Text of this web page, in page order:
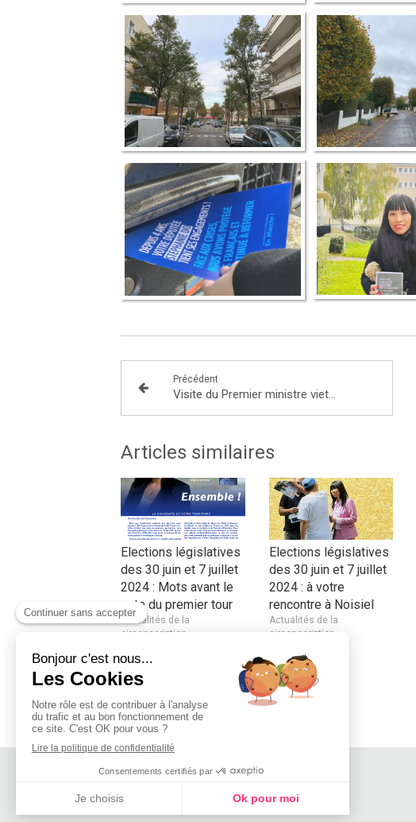
Précédent
Visite du Premier ministre vietnamien, M. Pham Minh Chinh en France !
Articles similaires
Elections législatives
des 30 juin et 7 juillet
2024 : Mots avant le
vote du premier tour
Actualités de la
circonscription
Elections législatives
des 30 juin et 7 juillet
2024 : à votre
rencontre à Noisiel
Actualités de la
circonscription